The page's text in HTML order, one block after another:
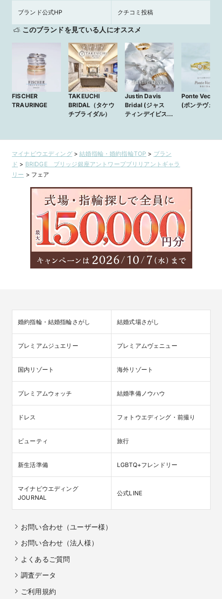
ブランド公式HP クチコミ投稿
このブランドを見ている人にオススメ
FISCHER
TRAURINGE
TAKEUCHI
BRIDAL（タケウ
チブライダル）
Justin Davis
Bridal (ジャス
ティンデイビスブ
Ponte
(ポンテヴェキ
マイナビウエディング>結婚指輪・婚約指輪TOP > ブラン
ド > BRIDGE ブリッジ銀座アントワープブリリアントギャラ
リー > フェア
婚約指輪・結婚指輪さがし 結婚式場さがし
プレミアムジュエリー プレミアムヴェニュー
国内リゾート 海外リゾート
プレミアムウォッチ 結婚準備ノウハウ
ドレス フォトウエディング・前撮り
ビューティ 旅行
新生活準備 LGBTQ+フレンドリー
マイナビウエディング
JOURNAL
公式LINE
お問い合わせ（ユーザー様）
お問い合わせ（法人様）
よくあるご質問
調査データ
ご利用規約